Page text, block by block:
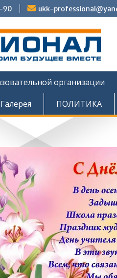
90 ukk-
организации
Галерея ПОЛИТИКА